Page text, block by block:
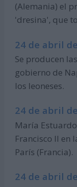
(Alemania) el
'dresina', que
24 de abril
Se producen
gobierno de
los leoneses.
24 de abril
María
Francisco II en
París (Francia).
24 de abril